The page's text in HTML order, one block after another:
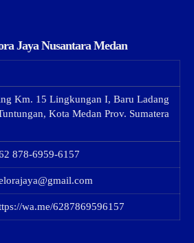
Jaya Nusantara Medan
Km. 15 Lingkungan I, Baru Ladang
Kota Medan Prov. Sumatera
878-6959-6157
wa.me/6287869596157